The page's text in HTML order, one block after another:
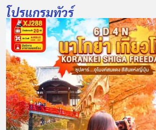
โปรแกรมทัวร์